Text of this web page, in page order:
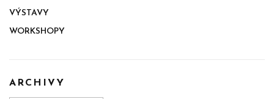
VÝSTAVY
WORKSHOPY
ARCHIVY